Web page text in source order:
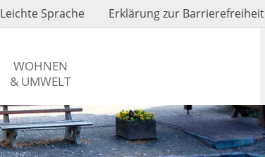
Leichte Sprache Erklärung zur Barrierefreiheit
WOHNEN
& UMWELT